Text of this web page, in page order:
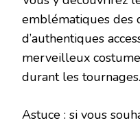
emblématiques des
d’authentiques
merveilleux
durant les tournages.
Astuce : si vous